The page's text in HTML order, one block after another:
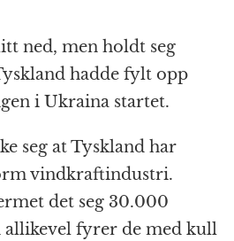
ned, men holdt seg
hadde fylt opp
i Ukraina startet.
seg at Tyskland har
vindkraftindustri.
det seg 30.000
fyrer de med kull